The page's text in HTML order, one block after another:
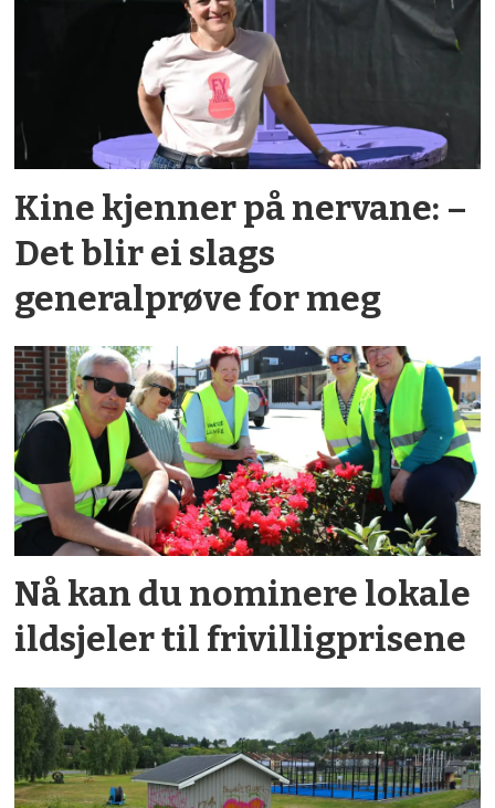
Kine kjenner på nervane: –
Det blir ei slags
generalprøve for meg
Nå kan du nominere lokale
ildsjeler til frivilligprisene